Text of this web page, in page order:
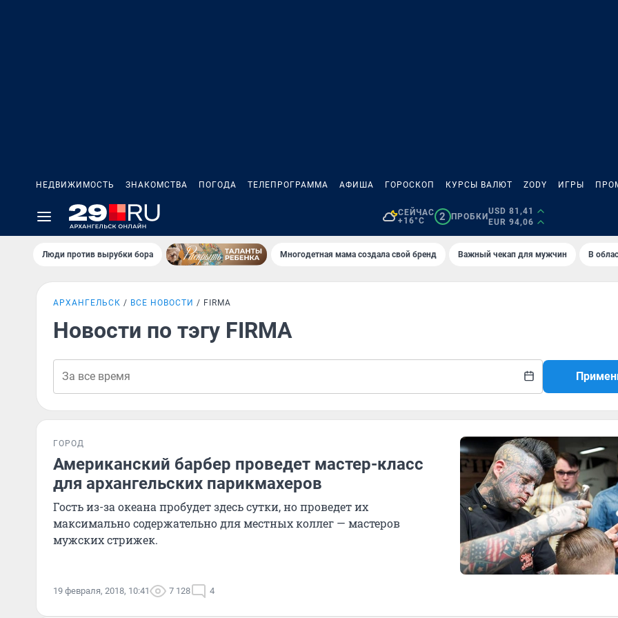
НЕДВИЖИМОСТЬ ЗНАКОМСТВА ПОГОДА ТЕЛЕПРОГРАММА АФИША ГОРОСКОП КУРСЫ ВАЛЮТ ZODY ИГРЫ
СЕЙЧАС
+16°C
2 ПРОБКИ
USD 81,41
EUR 94,06
Люди против вырубки бора Многодетная мама создала свой бренд Важный чекап для мужчин В
АРХАНГЕЛЬСК ВСЕ НОВОСТИ FIRMA
Новости по тэгу FIRMA
ГОРОД
Американский барбер проведет мастер-класс
для архангельских парикмахеров
Гость из-за океана пробудет здесь сутки, но проведет их
максимально содержательно для местных коллег — мастеров
мужских стрижек.
19 февраля, 2018, 10:41 7 128 4